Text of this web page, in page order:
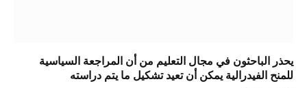
يحذر الباحثون في مجال التعليم من أن المراجعة السياسية
للمنح الفيدرالية يمكن أن تعيد تشكيل ما يتم دراسته